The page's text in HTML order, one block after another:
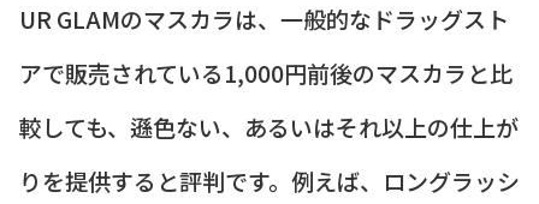
UR GLAMのマスカラは、一般的なドラッグスト
アで販売されている1,000円前後のマスカラと比
較しても、遜色ない、あるいはそれ以上の仕上が
りを提供すると評判です。例えば、ロングラッシ